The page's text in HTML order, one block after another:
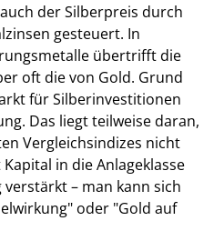
der Silberpreis durch
gesteuert. In
übertrifft die
oft die von Gold. Grund
für Silberinvestitionen
Das liegt teilweise daran,
Vergleichsindizes nicht
in die Anlageklasse
– man kann sich
oder "Gold auf